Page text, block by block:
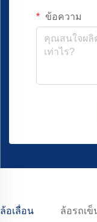
ข้อความ
ล้อเลื่อน ล้อรถเข็